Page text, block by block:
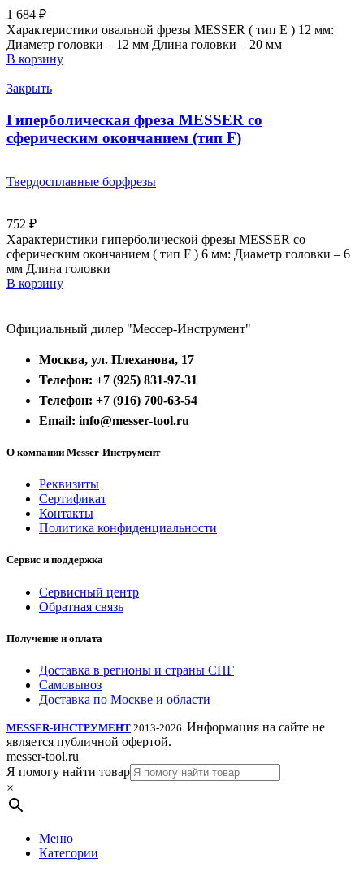
1 684 ₽
Характеристики овальной фрезы MESSER ( тип E ) 12 мм:
Диаметр головки – 12 мм Длина головки – 20 мм
В корзину
Закрыть
Гиперболическая фреза MESSER со
сферическим окончанием (тип F)
Твердосплавные борфрезы
752 ₽
Характеристики гиперболической фрезы MESSER со
сферическим окончанием ( тип F ) 6 мм: Диаметр головки – 6
мм Длина головки
В корзину
Официальный дилер "Мессер-Инструмент"
Москва, ул. Плеханова, 17
Телефон: +7 (925) 831-97-31
Телефон: +7 (916) 700-63-54
Email: info@messer-tool.ru
О компании Messer-Инструмент
Реквизиты
Сертификат
Контакты
Политика конфиденциальности
Сервис и поддержка
Сервисный центр
Обратная связь
Получение и оплата
Доставка в регионы и страны СНГ
Самовывоз
Доставка по Москве и области
MESSER-ИНСТРУМЕНТ 2013-2026. Информация на сайте не
является публичной офертой.
messer-tool.ru
Я помогу найти товар
×
Меню
Категории